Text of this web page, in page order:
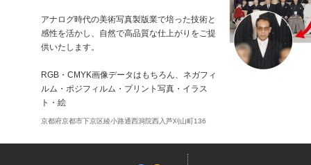
アナログ時代の美術写真製版業で培った技術と
感性を活かし、自然で高品質な仕上がりをご提
供いたします。
RGB・CMYK画像データはもちろん、ネガフィ
ルム・ポジフィルム・プリント写真・イラス
ト・絵
京都府京都市下京区綾小路通西洞院西入芦刈山町136